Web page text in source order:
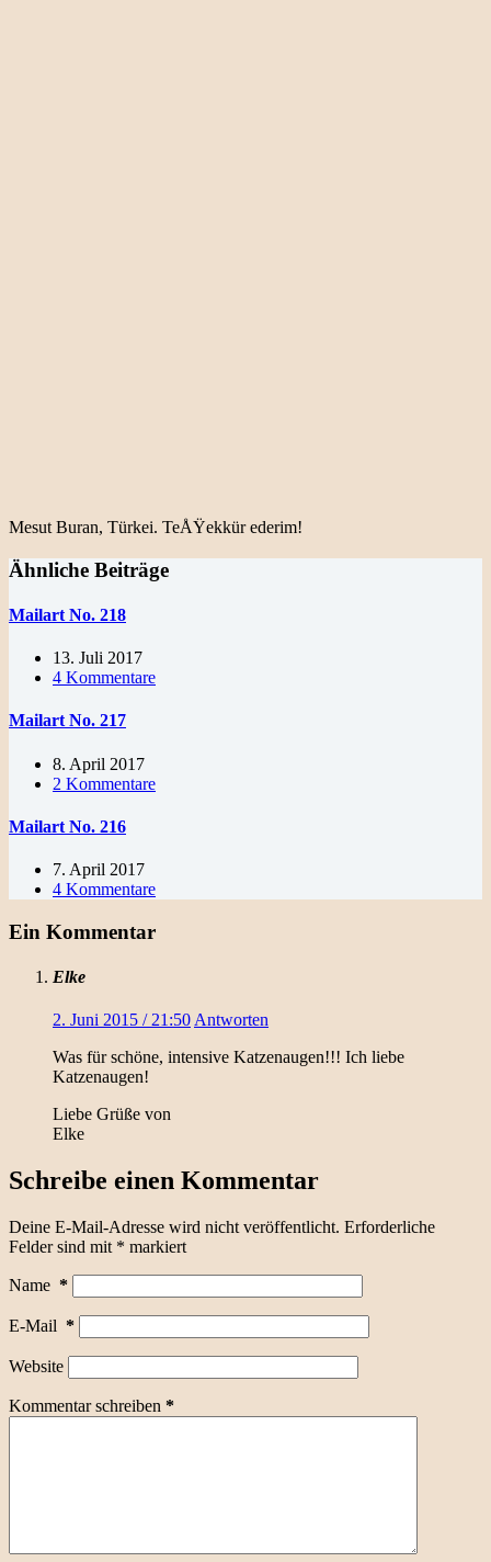
Mesut Buran, Türkei. TeÅŸekkür ederim!
Ähnliche Beiträge
Mailart No. 218
13. Juli 2017
4 Kommentare
Mailart No. 217
8. April 2017
2 Kommentare
Mailart No. 216
7. April 2017
4 Kommentare
Ein Kommentar
Elke
2. Juni 2015 / 21:50 Antworten
Was für schöne, intensive Katzenaugen!!! Ich liebe
Katzenaugen!
Liebe Grüße von
Elke
Schreibe einen Kommentar
Deine E-Mail-Adresse wird nicht veröffentlicht. Erforderliche
Felder sind mit * markiert
Name *
E-Mail *
Website
Kommentar schreiben *